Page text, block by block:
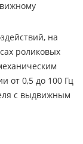
на
роликовых
от 0,5 до 100 Гц
с выдвижным